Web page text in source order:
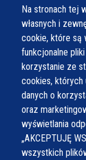
Na stronach tej
własnych i
cookie, które są
funkcjonalne
korzystanie ze
cookies, których
danych o
oraz
wyświetlania
„AKCEPTUJĘ
wszystkich